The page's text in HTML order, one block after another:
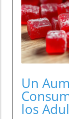
Un
los